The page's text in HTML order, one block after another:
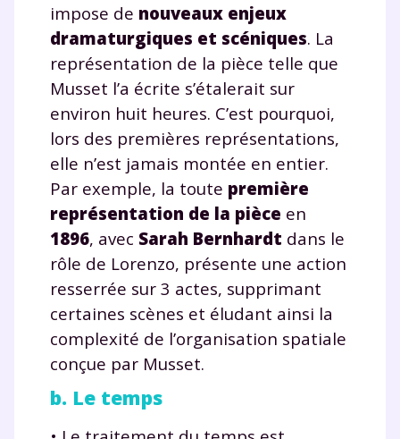
impose de nouveaux enjeux
dramaturgiques et scéniques. La
représentation de la pièce telle que
Musset l’a écrite s’étalerait sur
environ huit heures. C’est pourquoi,
lors des premières représentations,
elle n’est jamais montée en entier.
Par exemple, la toute première
représentation de la pièce en
1896, avec Sarah Bernhardt dans le
rôle de Lorenzo, présente une action
resserrée sur 3 actes, supprimant
certaines scènes et éludant ainsi la
complexité de l’organisation spatiale
conçue par Musset.
b. Le temps
Envie de progresser
et de réussir votre
année scolaire ?
Testez gratuitement
pendant 24h notre
plateforme de soutien
scolaire !
Fiches de cours et vidéos
Un espace dédié aux parents
suivre les progrès